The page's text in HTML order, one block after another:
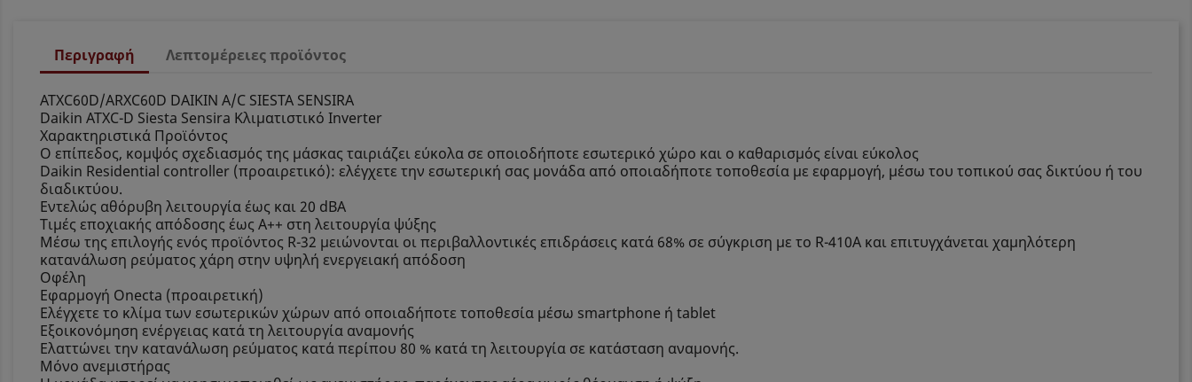
Περιγραφή Λεπτομέρειες προϊόντος
ATXC60D/ARXC60D DAIKIN A/C SIESTA SENSIRA
Daikin ATXC-D Siesta Sensira Κλιματιστικό Inverter
Χαρακτηριστικά Προϊόντος
Ο επίπεδος, κομψός σχεδιασμός της μάσκας ταιριάζει εύκολα σε οποιοδήποτε εσωτερικό χώρο και ο καθαρισμός είναι εύκολος
Daikin Residential controller (προαιρετικό): ελέγχετε την εσωτερική σας μονάδα από οποιαδήποτε τοποθεσία με εφαρμογή, μέσω του τοπικού σας δικτύου ή του
διαδικτύου.
Εντελώς αθόρυβη λειτουργία έως και 20 dBA
Τιμές εποχιακής απόδοσης έως Α++ στη λειτουργία ψύξης
Μέσω της επιλογής ενός προϊόντος R-32 μειώνονται οι περιβαλλοντικές επιδράσεις κατά 68% σε σύγκριση με το R-410A και επιτυγχάνεται χαμηλότερη
κατανάλωση ρεύματος χάρη στην υψηλή ενεργειακή απόδοση
Οφέλη
Εφαρμογή Onecta (προαιρετική)
Ελέγχετε το κλίμα των εσωτερικών χώρων από οποιαδήποτε τοποθεσία μέσω smartphone ή tablet
Εξοικονόμηση ενέργειας κατά τη λειτουργία αναμονής
Ελαττώνει την κατανάλωση ρεύματος κατά περίπου 80 % κατά τη λειτουργία σε κατάσταση αναμονής.
Μόνο ανεμιστήρας